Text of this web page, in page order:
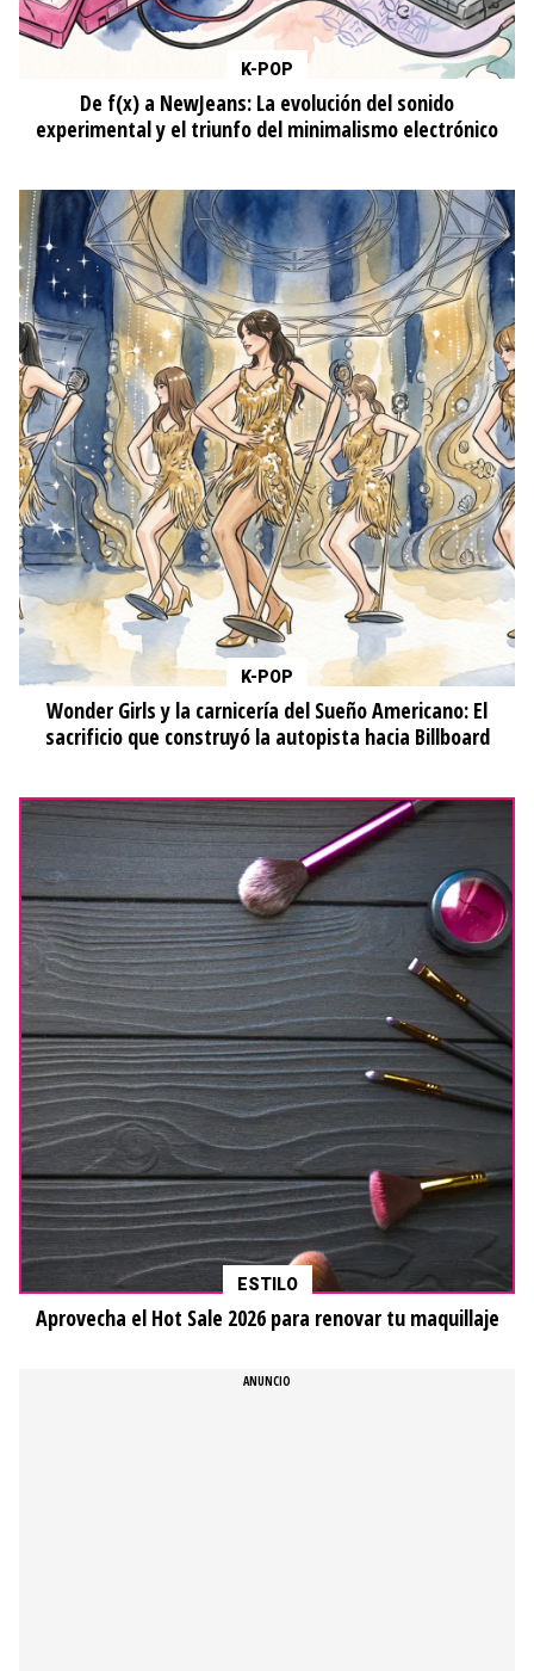
K-POP
De f(x) a NewJeans: La evolución del sonido
experimental y el triunfo del minimalismo electrónico
K-POP
Wonder Girls y la carnicería del Sueño Americano: El
sacrificio que construyó la autopista hacia Billboard
ESTILO
Aprovecha el Hot Sale 2026 para renovar tu maquillaje